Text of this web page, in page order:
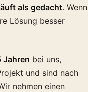
als gedacht. Wenn
Lösung besser
Jahren bei uns,
und sind nach
nehmen einen